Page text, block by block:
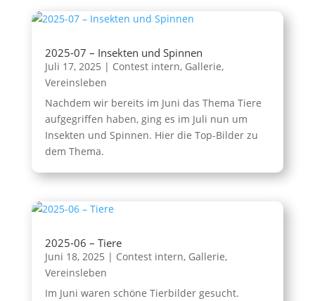
2025-07 – Insekten und Spinnen
Juli 17, 2025 | Contest intern, Gallerie,
Vereinsleben
Nachdem wir bereits im Juni das Thema Tiere
aufgegriffen haben, ging es im Juli nun um
Insekten und Spinnen. Hier die Top-Bilder zu
dem Thema.
2025-06 – Tiere
Juni 18, 2025 | Contest intern, Gallerie,
Vereinsleben
Im Juni waren schöne Tierbilder gesucht.